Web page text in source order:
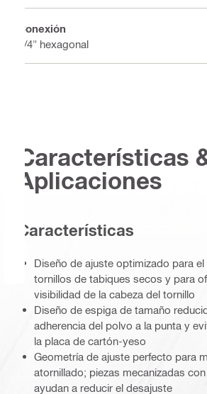
Conexión
1/4" hexagonal
Características
Aplicaciones
Características
Diseño de ajuste optimizado para
tornillos de tabiques secos y para
visibilidad de la cabeza del tornillo
Diseño de espiga de tamaño
adherencia del polvo a la punta y
la placa de cartón-yeso
Geometría de ajuste perfecto para
atornillado; piezas mecanizadas
ayudan a reducir el desajuste